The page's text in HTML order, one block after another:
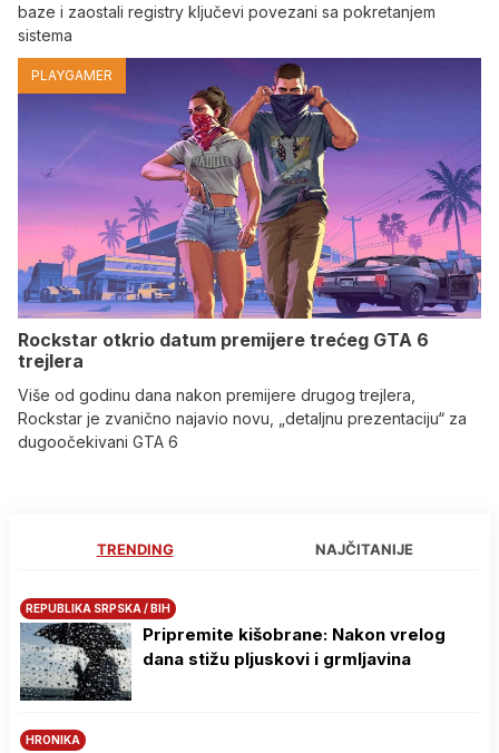
baze i zaostali registry ključevi povezani sa pokretanjem
sistema
PLAYGAMER
Rockstar otkrio datum premijere trećeg GTA 6
trejlera
Više od godinu dana nakon premijere drugog trejlera,
Rockstar je zvanično najavio novu, „detaljnu prezentaciju“ za
dugoočekivani GTA 6
TRENDING NAJČITANIJE
REPUBLIKA SRPSKA / BIH
Pripremite kišobrane: Nakon vrelog
dana stižu pljuskovi i grmljavina
HRONIKA